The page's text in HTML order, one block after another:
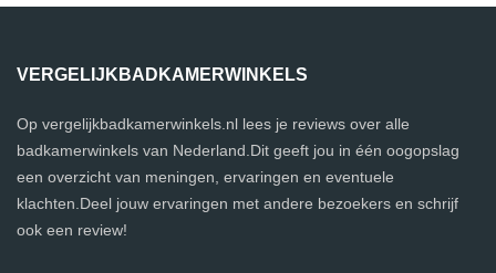
VERGELIJKBADKAMERWINKELS
Op vergelijkbadkamerwinkels.nl lees je reviews over alle
badkamerwinkels van Nederland.Dit geeft jou in één oogopslag
een overzicht van meningen, ervaringen en eventuele
klachten.Deel jouw ervaringen met andere bezoekers en schrijf
ook een review!